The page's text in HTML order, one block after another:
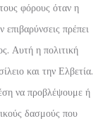
φόρους όταν η
πρέπει
Αυτή η πολιτική
και την Ελβετία.
να προβλέψουμε ή
δασμούς που